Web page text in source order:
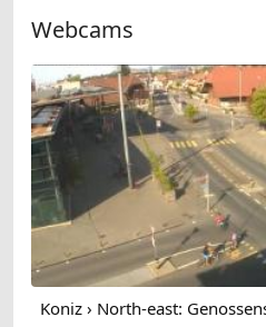
Webcams